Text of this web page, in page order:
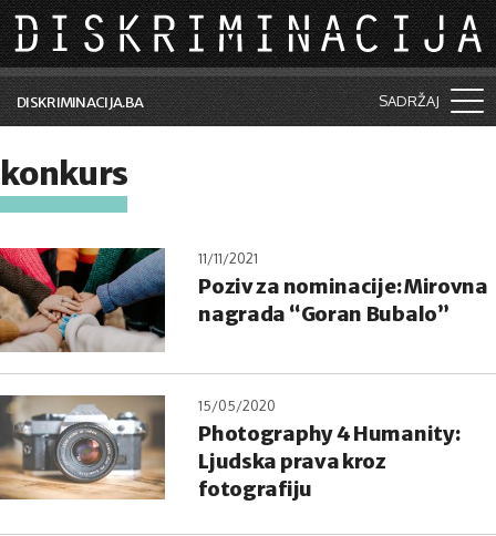
Skip to main content
DISKRIMINACIJA.BA SADRŽAJ
Vijesti i događaji
Kolumne
Lične priče
Saradnja sa medijima
Pretraga
konkurs
11/11/2021
Poziv za nominacije: Mirovna
nagrada “Goran Bubalo”
15/05/2020
Photography 4 Humanity:
Ljudska prava kroz
fotografiju